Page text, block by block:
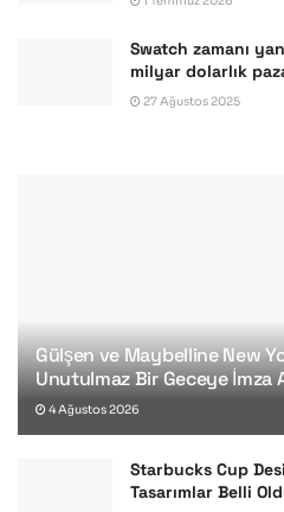
Swatch zamanı
milyar dolarlık
27 Ağustos 2025
Gülşen ve Maybelline New
Unutulmaz Bir Geceye İmza
4 Ağustos 2026
Starbucks Cup
Tasarımlar Belli